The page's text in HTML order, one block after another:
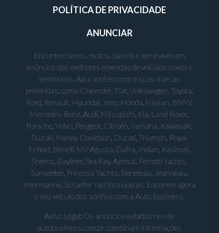
POLÍTICA DE PRIVACIDADE
ANUNCIAR
Encontre carros, motos, barcos e aeronaves em
anúncios das melhores revendas de veículos novos e
seminovos. Aqui você encontra suas marcas
preferidas, como Chevrolet, Fiat, Volkswagen, Toyota,
Ford, Renault, Hyundai, Jeep, Honda, Nissan, BMW,
Mercedes-Benz, Audi, Mitsubishi, Kia, Land Rover,
Porsche, Volvo, Peugeot, Citroën, Yamaha, Kawasaki,
Suzuki, Harley-Davidson, Ducati, Triumph, Royal
Enfield, Benelli, MV Agusta, Dafra, Indian, Kasinski,
Sherco, Bayliner, Sea Ray, Azimut, Ferretti Yachts,
Sunseeker, Princess Yachts, Beneteau, Jeanneau,
Intermarine, Schaefer Yachts e outras. Encontre agora
o seu veículo dos sonhos com a Auto Business.
Aviso Legal: Os anúncios exibidos no site
autobusiness.com.br combinam informações